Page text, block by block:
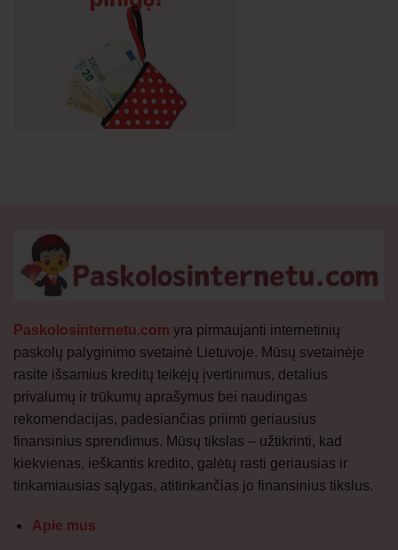
Paskolosinternetu.com yra pirmaujanti internetinių
paskolų palyginimo svetainė Lietuvoje. Mūsų svetainėje
rasite išsamius kreditų teikėjų įvertinimus, detalius
privalumų ir trūkumų aprašymus bei naudingas
rekomendacijas, padėsiančias priimti geriausius
finansinius sprendimus. Mūsų tikslas – užtikrinti, kad
kiekvienas, ieškantis kredito, galėtų rasti geriausias ir
tinkamiausias sąlygas, atitinkančias jo finansinius tikslus.
Apie mus